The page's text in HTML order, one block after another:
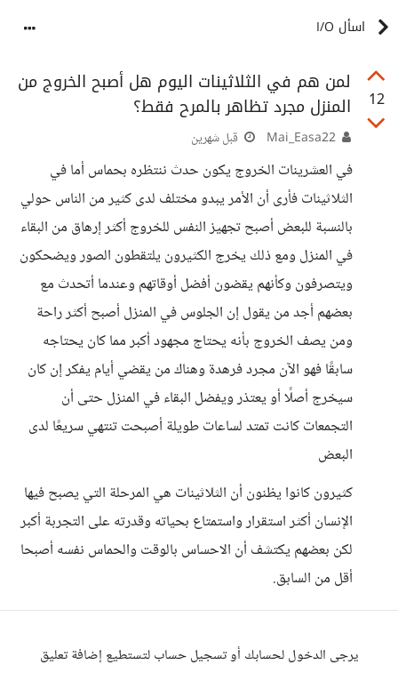
اسأل I/O
12
لمن هم في الثلاثينات اليوم هل أصبح الخروج من
المنزل مجرد تظاهر بالمرح فقط؟
قبل شهرين
في العشرينات الخروج يكون حدث ننتظره بحماس أما في
الثلاثينات فأرى أن الأمر يبدو مختلف لدى كثير من الناس حولي
بالنسبة للبعض أصبح تجهيز النفس للخروج أكثر إرهاق من البقاء
في المنزل ومع ذلك يخرج الكثيرون يلتقطون الصور ويضحكون
ويتصرفون وكأنهم يقضون أفضل أوقاتهم وعندما أتحدث مع
بعضهم أجد من يقول إن الجلوس في المنزل أصبح أكثر راحة
ومن يصف الخروج بأنه يحتاج مجهود أكبر مما كان يحتاجه
سابقًا فهو الآن مجرد فرهدة وهناك من يقضي أيام يفكر إن كان
سيخرج أصلًا أو يعتذر ويفضل البقاء في المنزل حتى أن
التجمعات كانت تمتد لساعات طويلة أصبحت تنتهي سريعًا لدى
البعض
كثيرون كانوا يظنون أن الثلاثينات هي المرحلة التي يصبح فيها
الإنسان أكثر استقرار واستمتاع بحياته وقدرته على التجربة أكبر
لكن بعضهم يكتشف أن الاحساس بالوقت والحماس نفسه أصبحا
أقل من السابق.
يرجى الدخول لحسابك أو تسجيل حساب لتستطيع إضافة تعليق